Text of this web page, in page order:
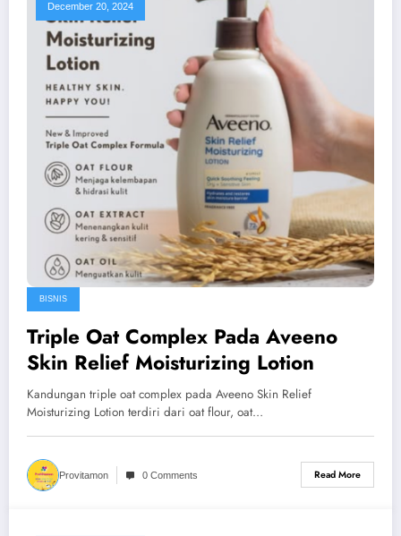
December 20, 2024
BISNIS
Triple Oat Complex Pada Aveeno
Skin Relief Moisturizing Lotion
Kandungan triple oat complex pada Aveeno Skin Relief
Moisturizing Lotion terdiri dari oat flour, oat…
Provitamon 0 Comments Read More